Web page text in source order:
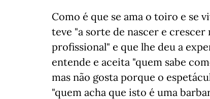
Como é que se ama o toiro e se
teve "a sorte de nascer e
profissional" e que lhe deu a
entende e aceita "quem sabe
mas não gosta porque o
"quem acha que isto é uma